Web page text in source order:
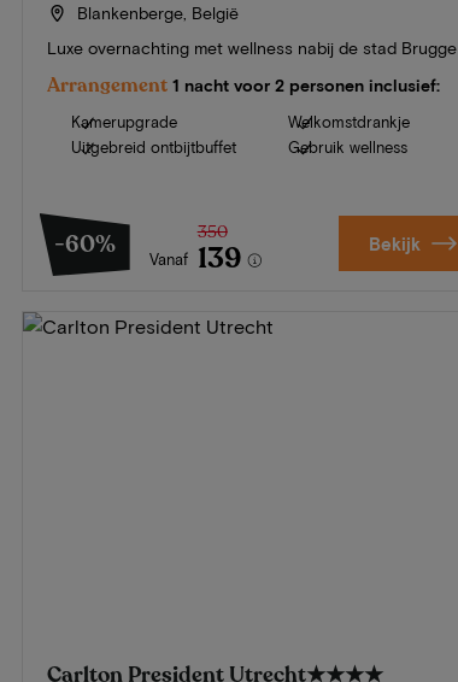
Blankenberge, België
Luxe overnachting met wellness nabij de stad Brugge
Arrangement 1 nacht voor 2 personen inclusief:
Kamerupgrade
Uitgebreid ontbijtbuffet
Welkomstdrankje
Gebruik wellness
-60% Vanaf
350
139 Bekijk
Carlton President Utrecht★★★★